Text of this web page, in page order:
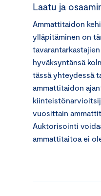
Laatu ja
Ammattitaidon
ylläpitäminen on
hyväksyntänsä
tässä yhteydessä
ammattitaidon
vuosittain
Auktorisointi
ammattitaitoa ei